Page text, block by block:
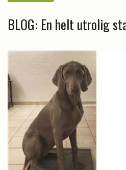
BLOG: En helt utrolig